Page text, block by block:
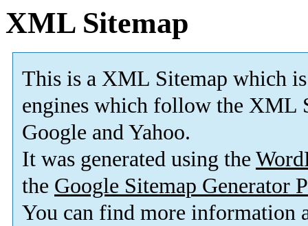
XML Sitemap
This is a XML Sitemap which is
engines which follow the XML
Google and Yahoo.
It was generated using the
the Google Sitemap Generator
You can find more information